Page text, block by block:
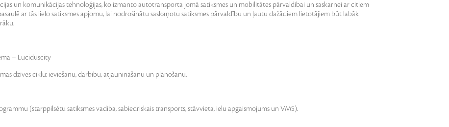
un komunikācijas tehnoloģijas, ko izmanto autotransporta jomā satiksmes un mobilitātes pārvaldībai un saskarnei ar citiem
ar tās lielo satiksmes apjomu, lai nodrošinātu saskaņotu satiksmes pārvaldību un ļautu dažādiem lietotājiem būt labāk
– Luciduscity
dzīves ciklu: ieviešanu, darbību, atjaunināšanu un plānošanu.
(starppilsētu satiksmes vadība, sabiedriskais transports, stāvvieta, ielu apgaismojums un VMS).